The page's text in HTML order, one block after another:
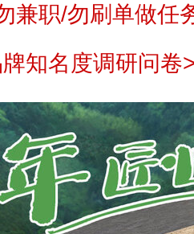
兼职/勿刷单做任
知名度调研问卷